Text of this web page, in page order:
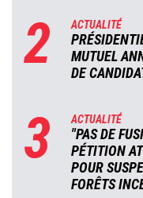
2 ACTUALITÉ
MUTUEL
DE
3 ACTUALITÉ
"PAS DE
PÉTITION
POUR
FORÊTS